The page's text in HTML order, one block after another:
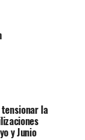
tensionar la
y Junio